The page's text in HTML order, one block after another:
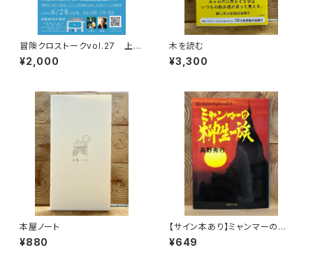
冒険クロストークvol.27 上田
優紀「この星の物語を撮る」録画
視聴権
¥2,000
木を読む
¥3,300
本屋ノート
¥880
【サイン本あり】ミャンマーの柳
生一族
¥649